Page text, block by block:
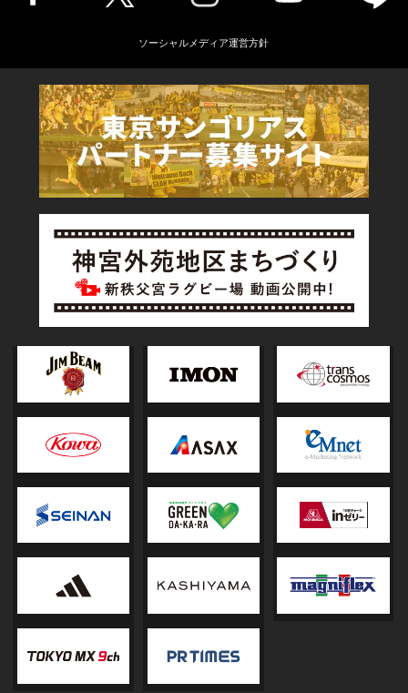
ソーシャルメディア運営方針